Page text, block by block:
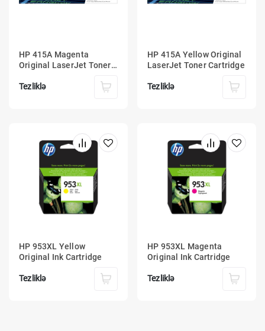
HP 415A Magenta
Original LaserJet Toner
Tezliklə
HP 415A Yellow Original
LaserJet Toner Cartridge
Tezliklə
HP 953XL Yellow
Original Ink Cartridge
Tezliklə
HP 953XL Magenta
Original Ink Cartridge
Tezliklə